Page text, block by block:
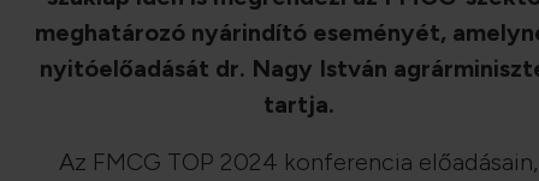
meghatározó nyárindító eseményét,
nyitóelőadását dr. Nagy István
tartja.
Az FMCG TOP 2024 konferencia előadásain,